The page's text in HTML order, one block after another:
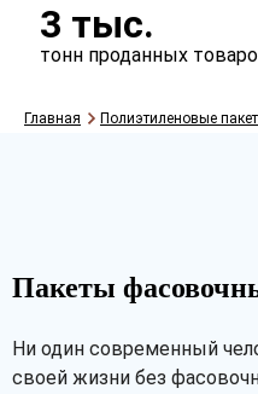
есть
3 тыс.
тонн проданных
Главная Полиэтиленовые
Пакеты
Ни один современный
своей жизни без